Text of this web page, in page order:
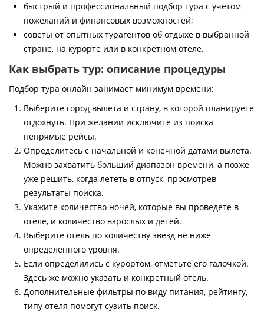
быстрый и профессиональный подбор тура с учетом
пожеланий и финансовых возможностей;
советы от опытных турагентов об отдыхе в выбранной
стране, на курорте или в конкретном отеле.
Как выбрать тур: описание процедуры
Подбор тура онлайн занимает минимум времени:
Выберите город вылета и страну, в которой планируете
отдохнуть. При желании исключите из поиска
непрямые рейсы.
Определитесь с начальной и конечной датами вылета.
Можно захватить больший диапазон времени, а позже
уже решить, когда лететь в отпуск, просмотрев
результаты поиска.
Укажите количество ночей, которые вы проведете в
отеле, и количество взрослых и детей.
Выберите отель по количеству звезд не ниже
определенного уровня.
Если определились с курортом, отметьте его галочкой.
Здесь же можно указать и конкретный отель.
Дополнительные фильтры по виду питания, рейтингу,
типу отеля помогут сузить поиск.